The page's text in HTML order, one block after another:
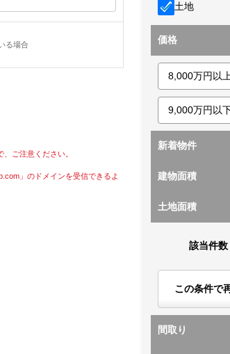
る場合
ご注意ください。
」のドメインを受信できるよ
土地
価格
新着物件
建物面積
土地面積
該当件数
この条件で
間取り